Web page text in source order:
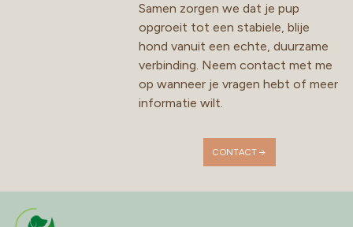
Samen zorgen we dat je pup
opgroeit tot een stabiele, blije
hond vanuit een echte, duurzame
verbinding. Neem contact met me
op wanneer je vragen hebt of meer
informatie wilt.
CONTACT